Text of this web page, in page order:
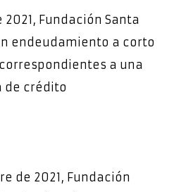
Fundación Santa
endeudamiento a corto
a una
de crédito
de 2021, Fundación